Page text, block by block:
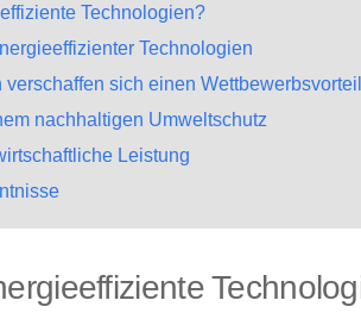
Technologien?
Technologien
verschaffen sich einen Wettbewerbsvorteil
nachhaltigen Umweltschutz
Leistung